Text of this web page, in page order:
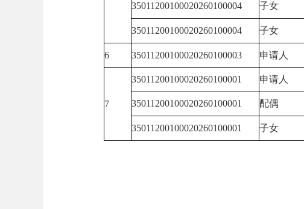
35011200100020260100004 子女
35011200100020260100004 子女
6 35011200100020260100003 申请人
7
35011200100020260100001 申请人
35011200100020260100001 配偶
35011200100020260100001 子女